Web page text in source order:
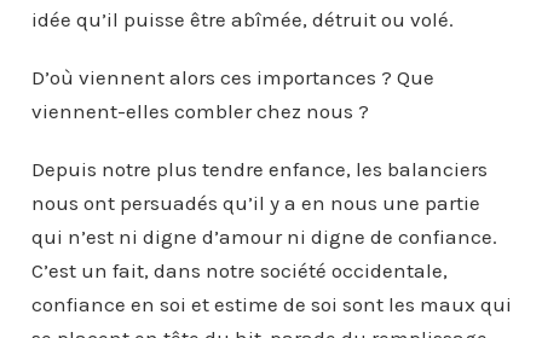
idée qu’il puisse être abîmée, détruit ou volé.
D’où viennent alors ces importances ? Que
viennent-elles combler chez nous ?
Depuis notre plus tendre enfance, les balanciers
nous ont persuadés qu’il y a en nous une partie
qui n’est ni digne d’amour ni digne de confiance.
C’est un fait, dans notre société occidentale,
confiance en soi et estime de soi sont les maux qui